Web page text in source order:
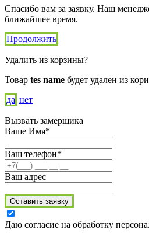
Спасибо вам за заявку. Наш
ближайшее время.
Продолжить
Удалить из корзины?
Товар tes name будет удален из
да нет
Вызвать замерщика
Ваше Имя*
Ваш телефон*
Ваш адрес
Оставить заявку
Даю согласие на обработку